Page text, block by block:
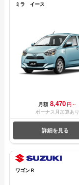
ミラ イース
月額 8,470 円～
ボーナス月加算あり
詳細を見る
ワゴンＲ